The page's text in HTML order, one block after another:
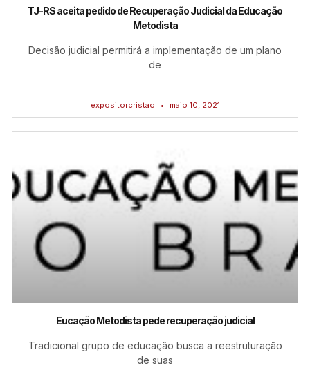
TJ-RS aceita pedido de Recuperação Judicial da Educação
Metodista
Decisão judicial permitirá a implementação de um plano
de
expositorcristao maio 10, 2021
Eucação Metodista pede recuperação judicial
Tradicional grupo de educação busca a reestruturação
de suas